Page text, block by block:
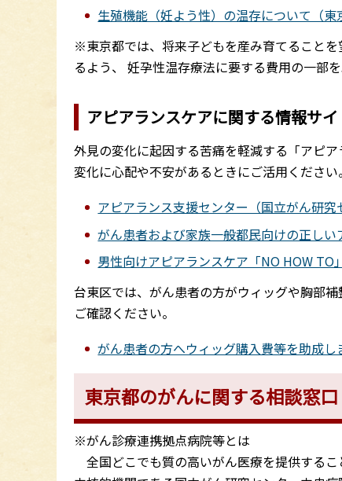
生殖機能（妊よう性）の温存について（東
※東京都では、将来子どもを産み育てること
るよう、 妊孕性温存療法に要する費用の一部
アピアランスケアに関する情報サイ
外見の変化に起因する苦痛を軽減する「アピ
変化に心配や不安があるときにご活用ください。
アピアランス支援センター（国立がん研究
がん患者および家族一般都民向けの正し
男性向けアピアランスケア「NO HOW TO
台東区では、がん患者の方がウィッグや胸部
ご確認ください。
がん患者の方へウィッグ購入費等を助成し
東京都のがんに関する相談窓
※がん診療連携拠点病院等とは
全国どこでも質の高いがん医療を提供する